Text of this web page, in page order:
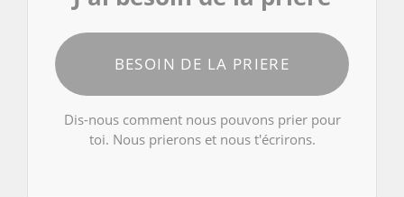
BESOIN DE LA PRIERE
Dis-nous comment nous pouvons prier pour
toi. Nous prierons et nous t'écrirons.